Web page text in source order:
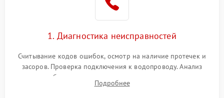
1. Диагностика неисправностей
Считывание кодов ошибок, осмотр на наличие протечек и
засоров. Проверка подключения к водопроводу. Анализ
жалоб на отсутствие слива, нагрева, вращения
разбрызгивателей или срабатывание системы защиты
Подробнее